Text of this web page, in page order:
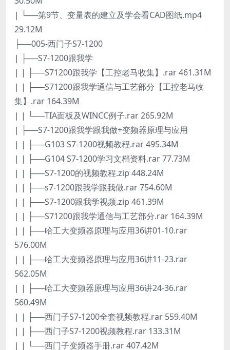
| └──第9节、变量表的建立及学会看CAD图纸.mp4
29.12M
├──005-西门子S7-1200
| ├──S7-1200跟我学
| | ├──S71200跟我学【工控老马收集】.rar 461.31M
| | ├──S71200跟我学通信与工艺部分【工控老马收
集】.rar 164.39M
| | └──TIA面板及WINCC例子.rar 265.92M
| ├──S7-1200跟我学跟我做+变频器原理与应用
| | ├──G103 S7-1200视频教程.rar 495.34M
| | ├──G104 S7-1200学习文档资料.rar 77.73M
| | ├──S7-1200的视频教程.zip 448.24M
| | ├──s7-1200跟我学跟我做.rar 754.60M
| | ├──S7-1200跟我学视频.zip 461.39M
| | ├──S71200跟我学通信与工艺部分.rar 164.39M
| | ├──哈工大变频器原理与应用36讲01-10.rar
576.00M
| | ├──哈工大变频器原理与应用36讲11-23.rar
562.05M
| | ├──哈工大变频器原理与应用36讲24-36.rar
560.49M
| | ├──西门子S7-1200全套视频教程.rar 559.40M
| | ├──西门子S7-1200视频教程.rar 133.31M
| | └──西门子变频器手册.rar 407.42M